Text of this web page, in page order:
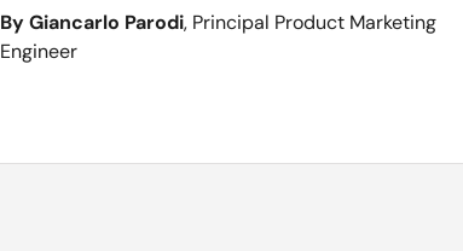
By Giancarlo Parodi, Principal Product Marketing
Engineer